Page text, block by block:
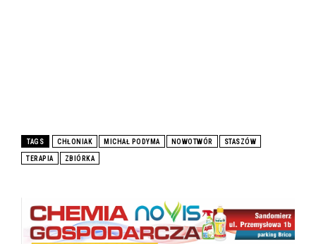
TAGS CHŁONIAK MICHAŁ PODYMA NOWOTWÓR STASZÓW
TERAPIA ZBIÓRKA